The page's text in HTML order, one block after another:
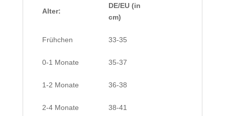
Alter:
DE/EU (in
cm)
Frühchen 33-35
0-1 Monate 35-37
1-2 Monate 36-38
2-4 Monate 38-41